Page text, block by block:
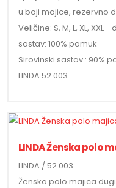
u boji majice, rezervno
Veličine: S, M, L, XL, XXL
sastav: 100% pamuk
Sirovinski sastav : 90%
LINDA 52.003
LINDA Ženska polo
LINDA / 52.003
Ženska polo majica